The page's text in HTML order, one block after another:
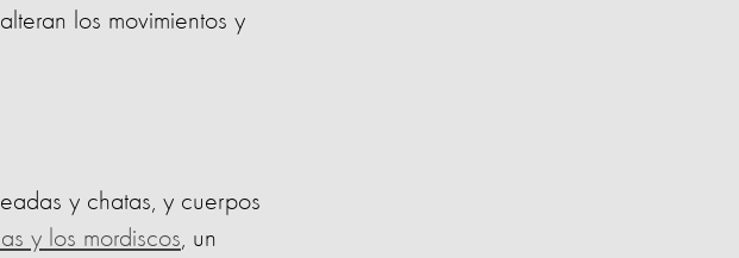
los movimientos y
y chatas, y cuerpos
y los mordiscos, un